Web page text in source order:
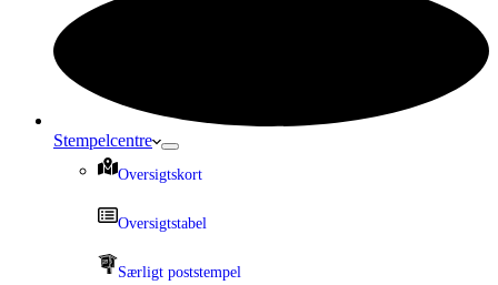
Stempelcentre
Oversigtskort
Oversigtstabel
Særligt poststempel